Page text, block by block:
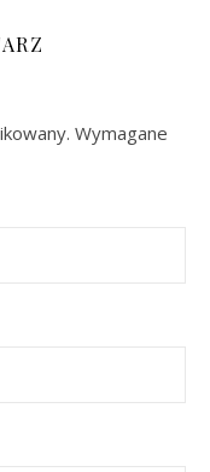
Wymagane